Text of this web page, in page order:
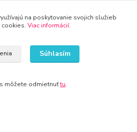
na poskytovanie svojich služieb
cookies. Viac informácií.
Súhlasím
môžete odmietnuťtu.